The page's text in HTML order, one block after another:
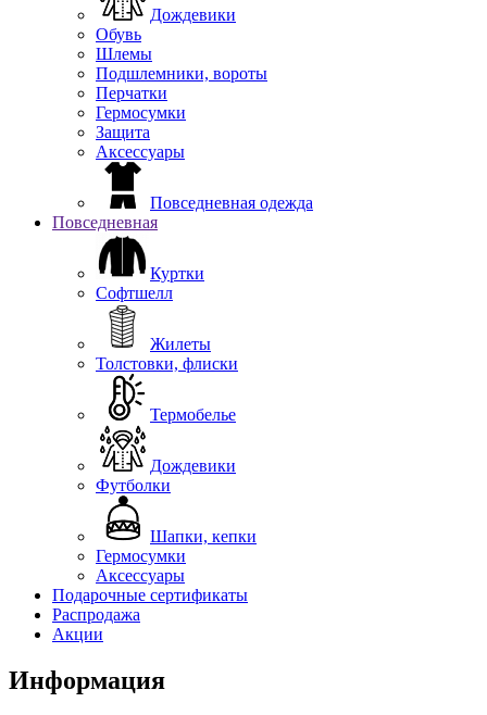
Дождевики
Обувь
Шлемы
Подшлемники, вороты
Перчатки
Гермосумки
Защита
Аксессуары
Повседневная одежда
Повседневная
Куртки
Софтшелл
Жилеты
Толстовки, флиски
Термобелье
Дождевики
Футболки
Шапки, кепки
Гермосумки
Аксессуары
Подарочные сертификаты
Распродажа
Акции
Информация